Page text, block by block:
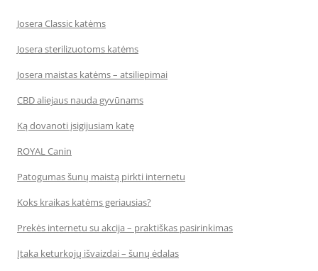
Josera Classic katėms
Josera sterilizuotoms katėms
Josera maistas katėms – atsiliepimai
CBD aliejaus nauda gyvūnams
Ką dovanoti įsigijusiam katę
ROYAL Canin
Patogumas šunų maistą pirkti internetu
Koks kraikas katėms geriausias?
Prekės internetu su akcija – praktiškas pasirinkimas
Įtaka keturkojų išvaizdai – šunų ėdalas